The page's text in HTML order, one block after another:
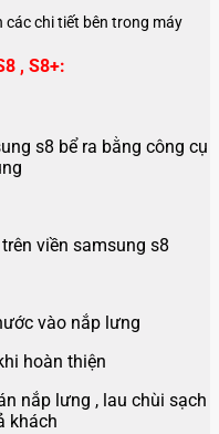
các chi tiết bên trong máy
, S8+:
s8 bể ra bằng công cụ
viền samsung s8
vào nắp lưng
nắp lưng , lau chùi sạch
khách